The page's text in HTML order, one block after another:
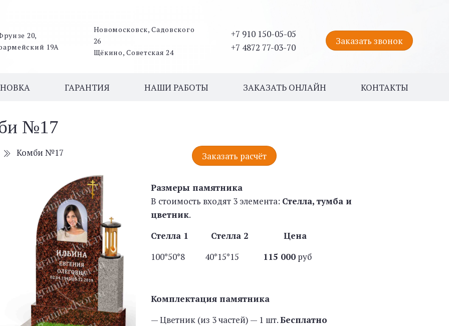
20,
19А
Новомосковск, Садовского
26
Щёкино, Советская 24
+7 910 150-05-05
+7 4872 77-03-70
Заказать звонок
ГАРАНТИЯ НАШИ РАБОТЫ ЗАКАЗАТЬ ОНЛАЙН КОНТАКТЫ
№17
Комби №17 Заказать расчёт
Размеры памятника
В стоимость входят 3 элемента: Стелла, тумба и
цветник.
Стелла 1 Стелла 2 Цена
100*50*8 40*15*15
115 000руб
Комплектация памятника
— Цветник (из 3 частей) — 1 шт.Бесплатно